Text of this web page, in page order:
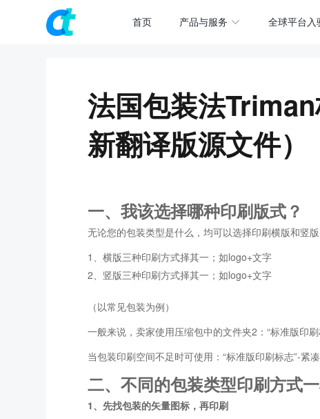
首页 产品与服务 全球平台入
法国包装法
新翻译版源文件）
一、我该选择哪种印刷版式？
无论您的包装类型是什么，均可以选择印刷横版和竖
1、横版三种印刷方式择其一；如logo+文字
2、竖版三种印刷方式择其一；如logo+文字
（以常见包装为例）
一般来说，卖家使用压缩包中的文件夹2：“标准版印
当包装印刷空间不足时可使用：“标准版印刷标志”-紧
二、不同的包装类型印刷方式
1、先找包装的矢量图标，再印刷